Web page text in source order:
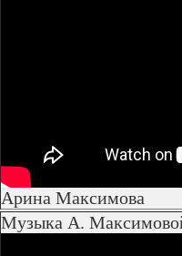
Арина Максимова
Музыка А.